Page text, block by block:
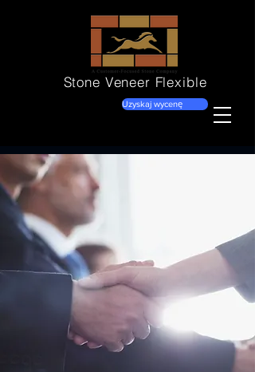
Stone Veneer Flexible
Uzyskaj wycenę